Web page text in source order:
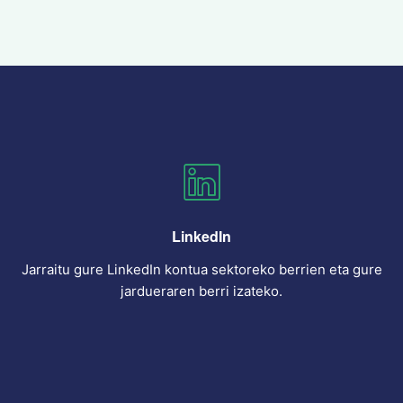
LinkedIn
Jarraitu gure LinkedIn kontua sektoreko berrien eta gure
jardueraren berri izateko.